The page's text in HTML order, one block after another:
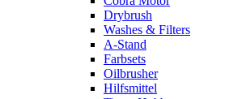
Drybrush
Washes & Filters
A-Stand
Farbsets
Oilbrusher
Hilfsmittel